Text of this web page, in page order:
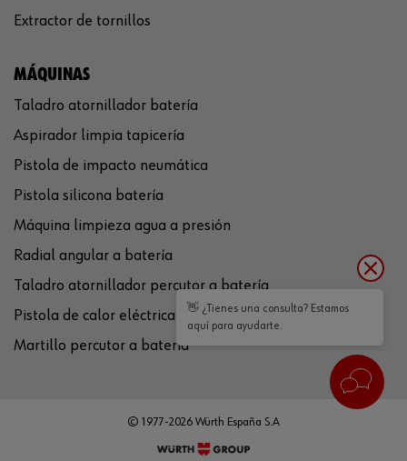
Extractor de tornillos
MÁQUINAS
Taladro atornillador batería
Aspirador limpia tapicería
Pistola de impacto neumática
Pistola silicona batería
Máquina limpieza agua a presión
Radial angular a batería
Taladro atornillador percutor a batería
Pistola de calor eléctrica
Martillo percutor a batería
© 1977-2026 Würth España S.A
👋 ¿Tienes una consulta? Estamos
aquí para ayudarte.